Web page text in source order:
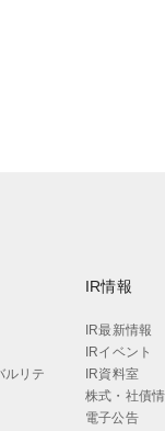
ルリテ
IR情報
IR最新情報
IRイベント
IR資料室
株式・社債
電子公告